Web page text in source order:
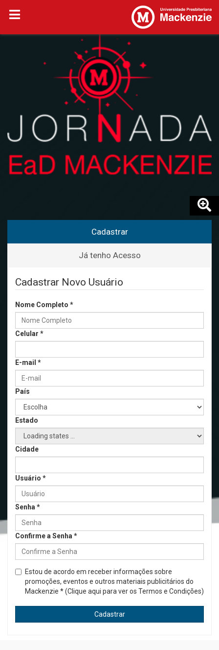
Cadastrar
Já tenho Acesso
Cadastrar Novo Usuário
Nome Completo *
Celular *
E-mail *
País
Estado
Cidade
Usuário *
Senha *
Confirme a Senha *
Estou de acordo em receber informações sobre
promoções, eventos e outros materiais publicitários do
Mackenzie *(Clique aqui para ver os Termos e Condições)